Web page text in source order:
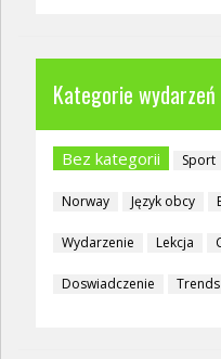
Kategorie wydarzeń
Bez kategorii Sport
Norway Język obcy
Wydarzenie Lekcja
Doswiadczenie Trends